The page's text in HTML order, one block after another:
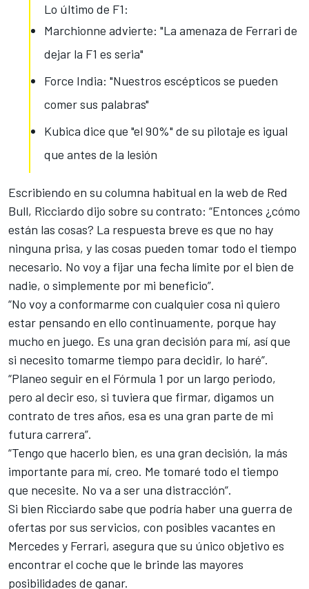
Lo último de F1:
Marchionne advierte: "La amenaza de Ferrari de
dejar la F1 es seria"
Force India: "Nuestros escépticos se pueden
comer sus palabras"
Kubica dice que "el 90%" de su pilotaje es igual
que antes de la lesión
Escribiendo en su columna habitual en la web de Red
Bull, Ricciardo dijo sobre su contrato: “Entonces ¿cómo
están las cosas? La respuesta breve es que no hay
ninguna prisa, y las cosas pueden tomar todo el tiempo
necesario. No voy a fijar una fecha límite por el bien de
nadie, o simplemente por mi beneficio”.
“No voy a conformarme con cualquier cosa ni quiero
estar pensando en ello continuamente, porque hay
mucho en juego. Es una gran decisión para mí, así que
si necesito tomarme tiempo para decidir, lo haré”.
“Planeo seguir en el Fórmula 1 por un largo periodo,
pero al decir eso, si tuviera que firmar, digamos un
contrato de tres años, esa es una gran parte de mi
futura carrera”.
“Tengo que hacerlo bien, es una gran decisión, la más
importante para mí, creo. Me tomaré todo el tiempo
que necesite. No va a ser una distracción”.
Si bien Ricciardo sabe que podría haber una guerra de
ofertas por sus servicios, con posibles vacantes en
Mercedes y Ferrari, asegura que su único objetivo es
encontrar el coche que le brinde las mayores
posibilidades de ganar.